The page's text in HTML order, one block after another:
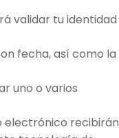
validar tu identidad
fecha, así como la
uno o varios
electrónico recibirán